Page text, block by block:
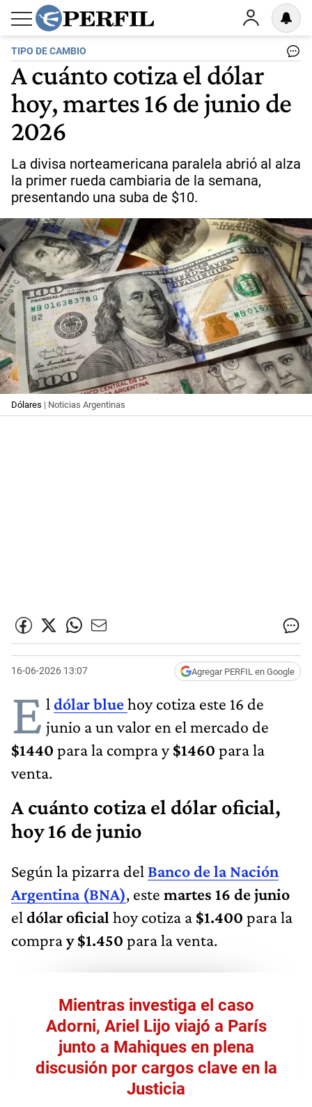
TIPO DE CAMBIO
A cuánto cotiza el dólar
hoy, martes 16 de junio de
2026
La divisa norteamericana paralela abrió al alza
la primer rueda cambiaria de la semana,
presentando una suba de $10.
Dólares | Noticias Argentinas
16-06-2026 13:07 Agregar PERFIL en Google
E l dólar bluehoy cotiza este 16 de
junio a un valor en el mercado de
$1440 para la compra y$1460 para la
venta.
A cuánto cotiza el dólar oficial,
hoy 16 de junio
Según la pizarra del Banco de la Nación
Argentina (BNA), este martes 16 de junio
el dólar oficial hoy cotiza a $1.400 para la
compray $1.450 para la venta.
Mientras investiga el caso
Adorni, Ariel Lijo viajó a París
junto a Mahiques en plena
discusión por cargos clave en la
Justicia